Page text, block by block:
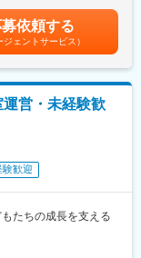
してスタートできま
員の同席指導など）
アをスタートいただき
の講師陣と連携しな
。また生徒や保護者
るため、生徒数の伸
ら1科目の専任講師と
を行っていただきま
ト・テストなど、授業
リキュラムが決めら
授業を行うことが可
面談、イベント動員
します。■昇給：年1
例：420万円（月給
給30万円＋賞与／主
り、選考を通じて上
手当を含めた表記で
依頼する
ジェントサービス）
運営・未経験歓
験歓迎
たちの成長を支える